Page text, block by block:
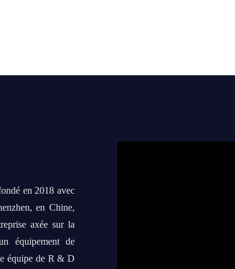
en 2018 avec
en Chine,
axée sur la
équipement de
équipe de R & D